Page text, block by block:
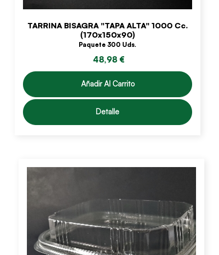
TARRINA BISAGRA "TAPA ALTA" 1000 Cc.
(170x150x90)
Paquete 300 Uds.
48,98 €
Añadir Al Carrito
Detalle